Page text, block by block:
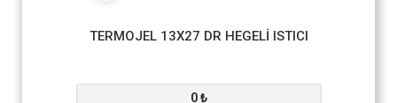
TERMOJEL 13X27 DR HEGELİ ISTICI
0 ₺